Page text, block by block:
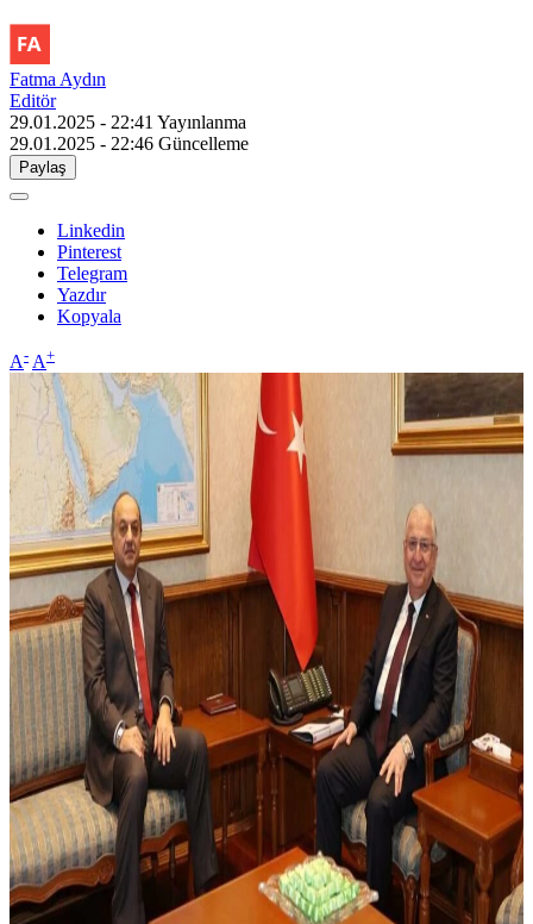
Fatma Aydın
Editör
29.01.2025 - 22:41 Yayınlanma
29.01.2025 - 22:46 Güncelleme
Paylaş
Linkedin
Pinterest
Telegram
Yazdır
Kopyala
A- A+